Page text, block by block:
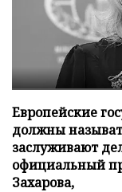
Европейские
должны
заслуживают
официальный
Захарова,